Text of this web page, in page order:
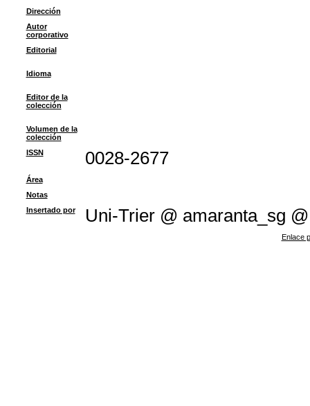
Dirección
Autor
corporativo
Editorial
Idioma
Editor de la
colección
Volumen de la
colección
ISSN
0028-2677
Área
Notas
Insertado por
Uni-Trier @ amaranta_sg @
Enlace